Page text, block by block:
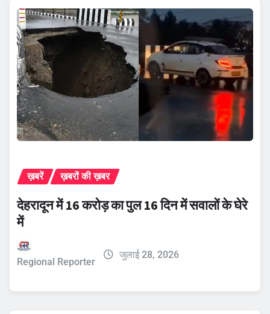
ख़बरें ख़बरों की ख़बर
देहरादून में 16 करोड़ का पुल 16 दिन में सवालों के घेरे
में
Regional Reporter
जुलाई 28, 2026